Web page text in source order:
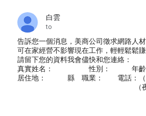
白雲
unread,
to
告訴您一個消息，美商公司徵求網路人
可在家經營不影響現在工作，輕輕鬆鬆
請留下您的資料我會儘快和您連絡：
真實姓名： 性別： 年
居住地： 縣 職業： 電話：（
（夜